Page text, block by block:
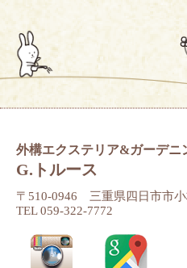
外構エクステリア&ガーデニ
G.トルース
〒510-0946 三重県四日市市小
TEL 059-322-7772